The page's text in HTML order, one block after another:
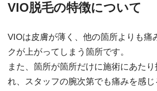
VIO脱毛の特徴について
VIOは皮膚が薄く、他の箇所よりも痛
クが上がってしまう箇所です。
また、箇所が箇所だけに施術にあた
れ、スタッフの腕次第でも痛みを感